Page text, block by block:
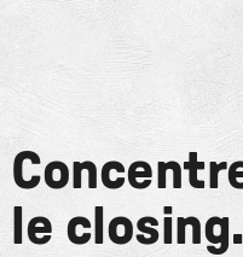
le closing.